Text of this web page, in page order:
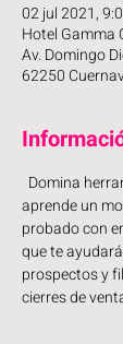
02 jul 2021,
Hotel Gamma
Av. Domingo
62250
aprende un
probado con
que te
prospectos y
cierres de